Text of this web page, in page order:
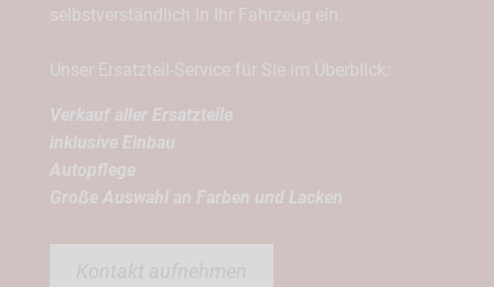
selbstverständlich in Ihr Fahrzeug ein.
Unser Ersatzteil-Service für Sie im Überblick:
Verkauf aller Ersatzteile
inklusive Einbau
Autopflege
Große Auswahl an Farben und Lacken